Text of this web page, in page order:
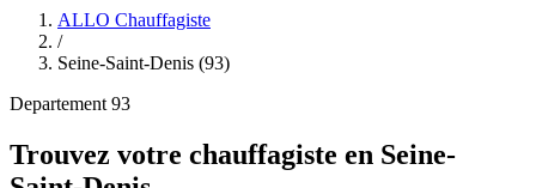
ALLO Chauffagiste
/
Seine-Saint-Denis (93)
Departement 93
Trouvez votre chauffagiste en Seine-